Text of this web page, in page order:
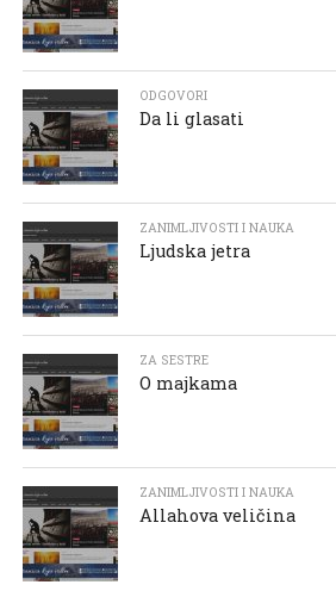
ODGOVORI
Da li glasati
ZANIMLJIVOSTI I NAUKA
Ljudska jetra
ZA SESTRE
O majkama
ZANIMLJIVOSTI I NAUKA
Allahova veličina